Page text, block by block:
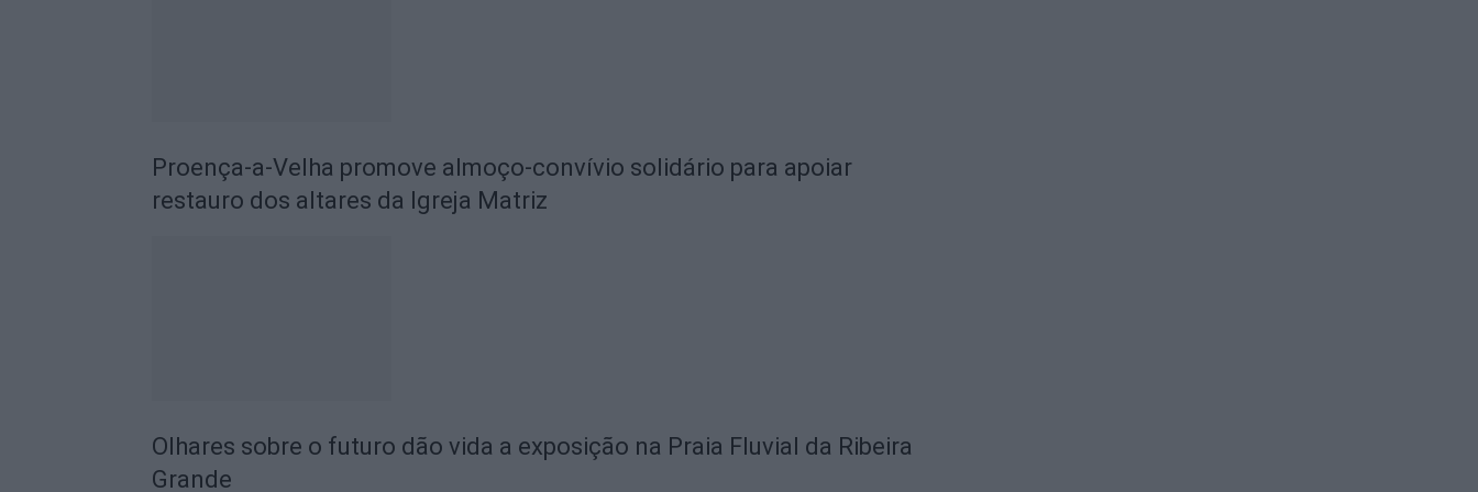
Proença-a-Velha promove almoço-convívio solidário para apoiar
restauro dos altares da Igreja Matriz
Olhares sobre o futuro dão vida a exposição na Praia Fluvial da Ribeira
Grande